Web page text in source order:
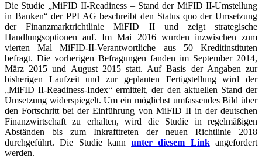
Die Studie „MiFID II-Readiness – Stand der MiFID II-Umstellung
in Banken“ der PPI AG beschreibt den Status quo der Umsetzung
der Finanzmarktrichtlinie MiFID II und zeigt strategische
Handlungsoptionen auf. Im Mai 2016 wurden inzwischen zum
vierten Mal MiFID-II-Verantwortliche aus 50 Kreditinstituten
befragt. Die vorherigen Befragungen fanden im September 2014,
März 2015 und August 2015 statt. Auf Basis der Angaben zur
bisherigen Laufzeit und zur geplanten Fertigstellung wird der
„MiFID II-Readiness-Index“ ermittelt, der den aktuellen Stand der
Umsetzung widerspiegelt. Um ein möglichst umfassendes Bild über
den Fortschritt bei der Einführung von MiFID II in der deutschen
Finanzwirtschaft zu erhalten, wird die Studie in regelmäßigen
Abständen bis zum Inkrafttreten der neuen Richtlinie 2018
durchgeführt. Die Studie kannunter diesem Linkangefordert
werden.